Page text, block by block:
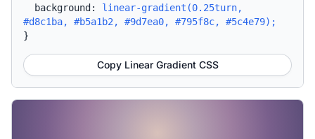
background: linear-gradient(0.25turn,
#d8c1ba, #b5a1b2, #9d7ea0, #795f8c, #5c4e79);
}
Copy Linear Gradient CSS